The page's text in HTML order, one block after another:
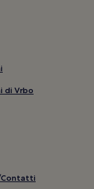
hotel nelle vicinanze
vicinanze
spiaggia
di Vrbo